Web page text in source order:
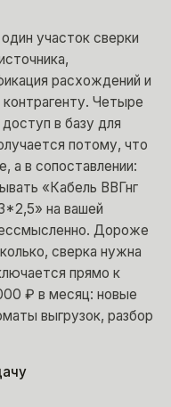
участок сверки
расхождений и
Четыре
в базу для
потому, что
а в сопоставлении:
«Кабель ВВГнг
на вашей
Дороже
сверка нужна
прямо к
₽ в месяц: новые
выгрузок, разбор